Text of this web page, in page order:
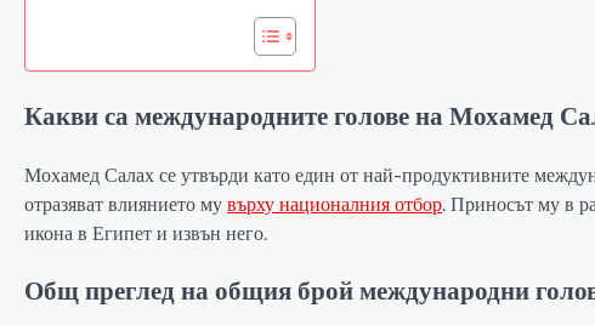
Какви са международните голове на Мохамед
Мохамед Салах се утвърди като един от най-продуктивните
отразяват влиянието мувърху националния отбор. Приносът му в
икона в Египет и извън него.
Общ преглед на общия брой международни